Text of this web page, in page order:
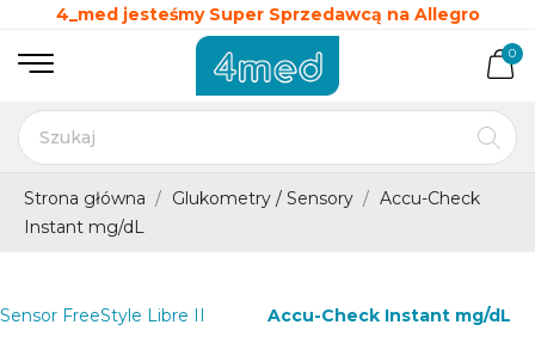
4_med jesteśmy Super Sprzedawcą na Allegro
0
Strona główna Glukometry / Sensory
Accu-Check
Instant mg/dL
Sensor FreeStyle Libre II
Accu-Check Instant mg/dL